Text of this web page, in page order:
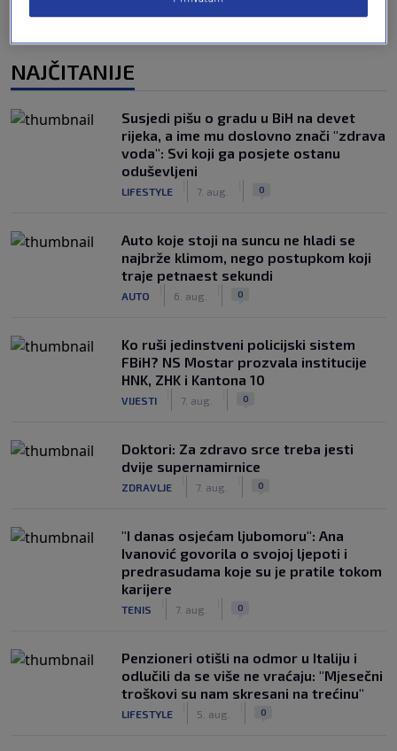
NAJČITANIJE
Susjedi pišu o gradu u BiH na devet
rijeka, a ime mu doslovno znači "zdrava
voda": Svi koji ga posjete ostanu
oduševljeni
LIFESTYLE 7. aug. 0
Auto koje stoji na suncu ne hladi se
najbrže klimom, nego postupkom koji
traje petnaest sekundi
AUTO 6. aug. 0
Ko ruši jedinstveni policijski sistem
FBiH? NS Mostar prozvala institucije
HNK, ZHK i Kantona 10
VIJESTI 7. aug. 0
Doktori: Za zdravo srce treba jesti
dvije supernamirnice
ZDRAVLJE 7. aug. 0
"I danas osjećam ljubomoru": Ana
Ivanović govorila o svojoj ljepoti i
predrasudama koje su je pratile tokom
karijere
TENIS 7. aug. 0
Penzioneri otišli na odmor u Italiju i
odlučili da se više ne vraćaju: "Mjesečni
troškovi su nam skresani na trećinu"
LIFESTYLE 5. aug. 0